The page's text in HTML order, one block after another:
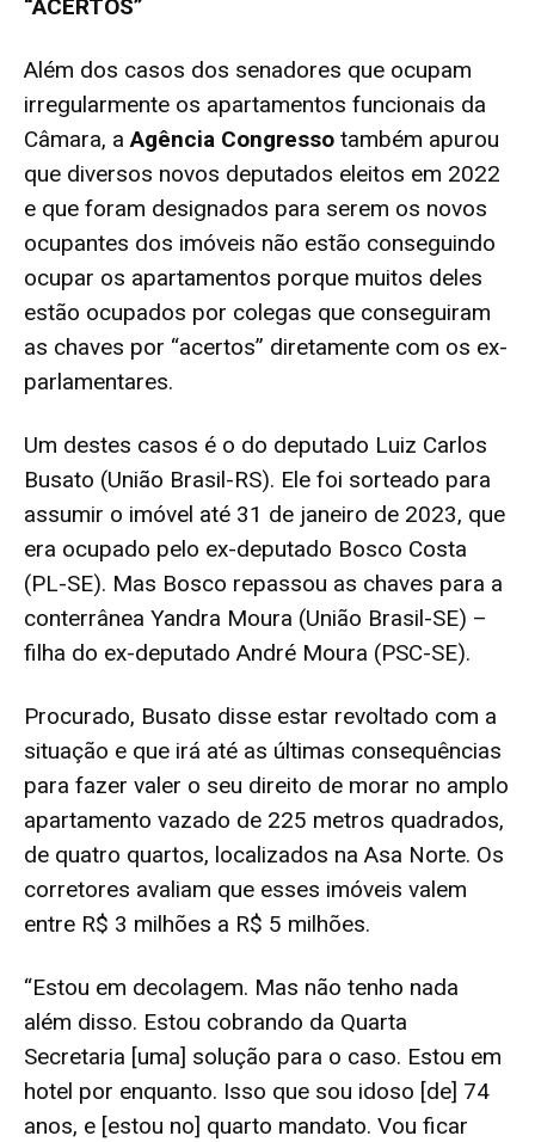
“ACERTOS”
Além dos casos dos senadores que ocupam
irregularmente os apartamentos funcionais da
Câmara, aAgência Congresso também apurou
que diversos novos deputados eleitos em 2022
e que foram designados para serem os novos
ocupantes dos imóveis não estão conseguindo
ocupar os apartamentos porque muitos deles
estão ocupados por colegas que conseguiram
as chaves por “acertos” diretamente com os ex-
parlamentares.
Um destes casos é o do deputado Luiz Carlos
Busato (União Brasil-RS). Ele foi sorteado para
assumir o imóvel até 31 de janeiro de 2023, que
era ocupado pelo ex-deputado Bosco Costa
(PL-SE). Mas Bosco repassou as chaves para a
conterrânea Yandra Moura (União Brasil-SE) –
filha do ex-deputado André Moura (PSC-SE).
Procurado, Busato disse estar revoltado com a
situação e que irá até as últimas consequências
para fazer valer o seu direito de morar no amplo
apartamento vazado de 225 metros quadrados,
de quatro quartos, localizados na Asa Norte. Os
corretores avaliam que esses imóveis valem
entre R$ 3 milhões a R$ 5 milhões.
“Estou em decolagem. Mas não tenho nada
além disso. Estou cobrando da Quarta
Secretaria [uma] solução para o caso. Estou em
hotel por enquanto. Isso que sou idoso [de] 74
anos, e [estou no] quarto mandato. Vou ficar